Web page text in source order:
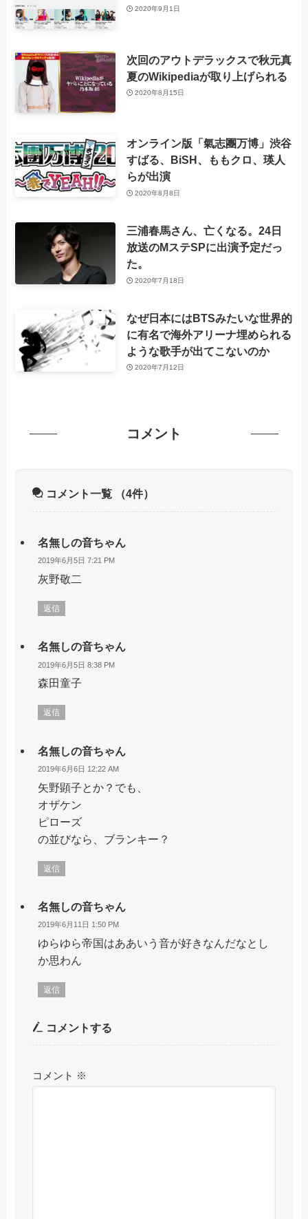
2020年9月1日
次回のアウトデラックスで秋元真
夏のWikipediaが取り上げられる
2020年8月15日
オンライン版「氣志團万博」渋谷
すばる、BiSH、ももクロ、瑛人
らが出演
2020年8月8日
三浦春馬さん、亡くなる。24日
放送のMステSPに出演予定だっ
た。
2020年7月18日
なぜ日本にはBTSみたいな世界的
に有名で海外アリーナ埋められる
ような歌手が出てこないのか
2020年7月12日
コメント
コメント一覧 （4件）
名無しの音ちゃん
2019年6月5日 7:21 PM
灰野敬二
返信
名無しの音ちゃん
2019年6月5日 8:38 PM
森田童子
返信
名無しの音ちゃん
2019年6月6日 12:22 AM
矢野顕子とか？でも、
オザケン
ピローズ
の並びなら、ブランキー？
返信
名無しの音ちゃん
2019年6月11日 1:50 PM
ゆらゆら帝国はああいう音が好きなんだなとし
か思わん
返信
コメントする
コメント ※